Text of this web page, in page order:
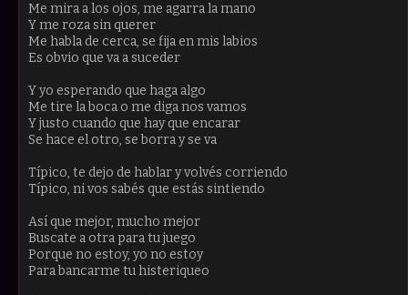
Me mira a los ojos, me agarra la mano
Y me roza sin querer
Me habla de cerca, se fija en mis labios
Es obvio que va a suceder
Y yo esperando que haga algo
Me tire la boca o me diga nos vamos
Y justo cuando que hay que encarar
Se hace el otro, se borra y se va
Típico, te dejo de hablar y volvés corriendo
Típico, ni vos sabés que estás sintiendo
Así que mejor, mucho mejor
Buscate a otra para tu juego
Porque no estoy, yo no estoy
Para bancarme tu histeriqueo